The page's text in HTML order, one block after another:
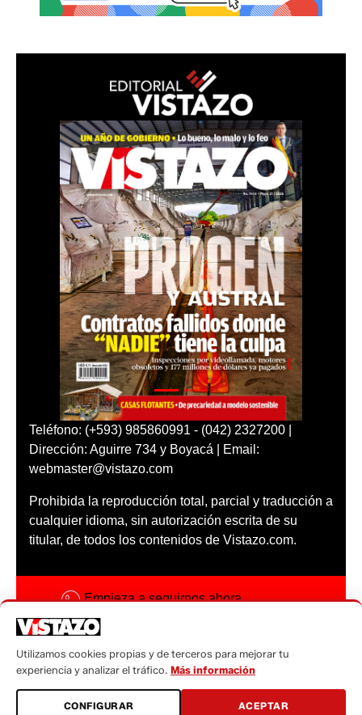
Teléfono: (+593) 985860991 - (042) 2327200 |
Dirección: Aguirre 734 y Boyacá | Email:
webmaster@vistazo.com
Prohibida la reproducción total, parcial y traducción a
cualquier idioma, sin autorización escrita de su
titular, de todos los contenidos de Vistazo.com.
Empieza a seguirnos ahora
Código ética
Sugerencias a:
sugerencias@vistazo.com
Utilizamos cookies propias y de terceros para mejorar tu
experiencia y analizar el tráfico. Más información
CONFIGURAR ACEPTAR